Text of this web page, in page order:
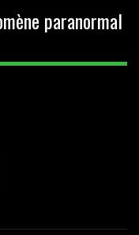
paranormal